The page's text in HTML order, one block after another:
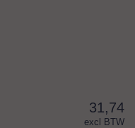
31,74
excl BTW